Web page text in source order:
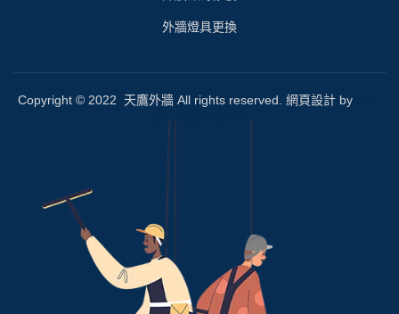
外牆燈具更換
Copyright © 2022 天鷹外牆 All rights reserved. 網頁設計 by
數位科技有限公司